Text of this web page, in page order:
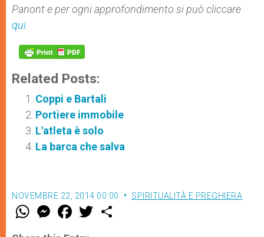
Panont e per ogni approfondimento si può cliccare
qui
Related Posts:
Coppi e Bartali
Portiere immobile
L'atleta è solo
La barca che salva
NOVEMBRE 22, 2014 00:00 SPIRITUALITÀ E PREGHIERA
W M
e
F
a w